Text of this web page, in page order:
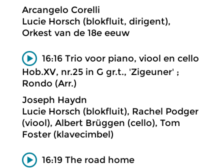
Arcangelo Corelli
Lucie Horsch (blokfluit, dirigent),
Orkest van de 18e eeuw
16:16 Trio voor piano, viool en cello
Hob.XV, nr.25 in G gr.t., 'Zigeuner' ;
Rondo (Arr.)
Joseph Haydn
Lucie Horsch (blokfluit), Rachel Podger
(viool), Albert Brüggen (cello), Tom
Foster (klavecimbel)
16:19 The road home